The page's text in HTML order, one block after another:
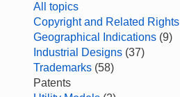
All topics
Copyright and Related Rights
Geographical Indications (9)
Industrial Designs (37)
Trademarks (58)
Patents